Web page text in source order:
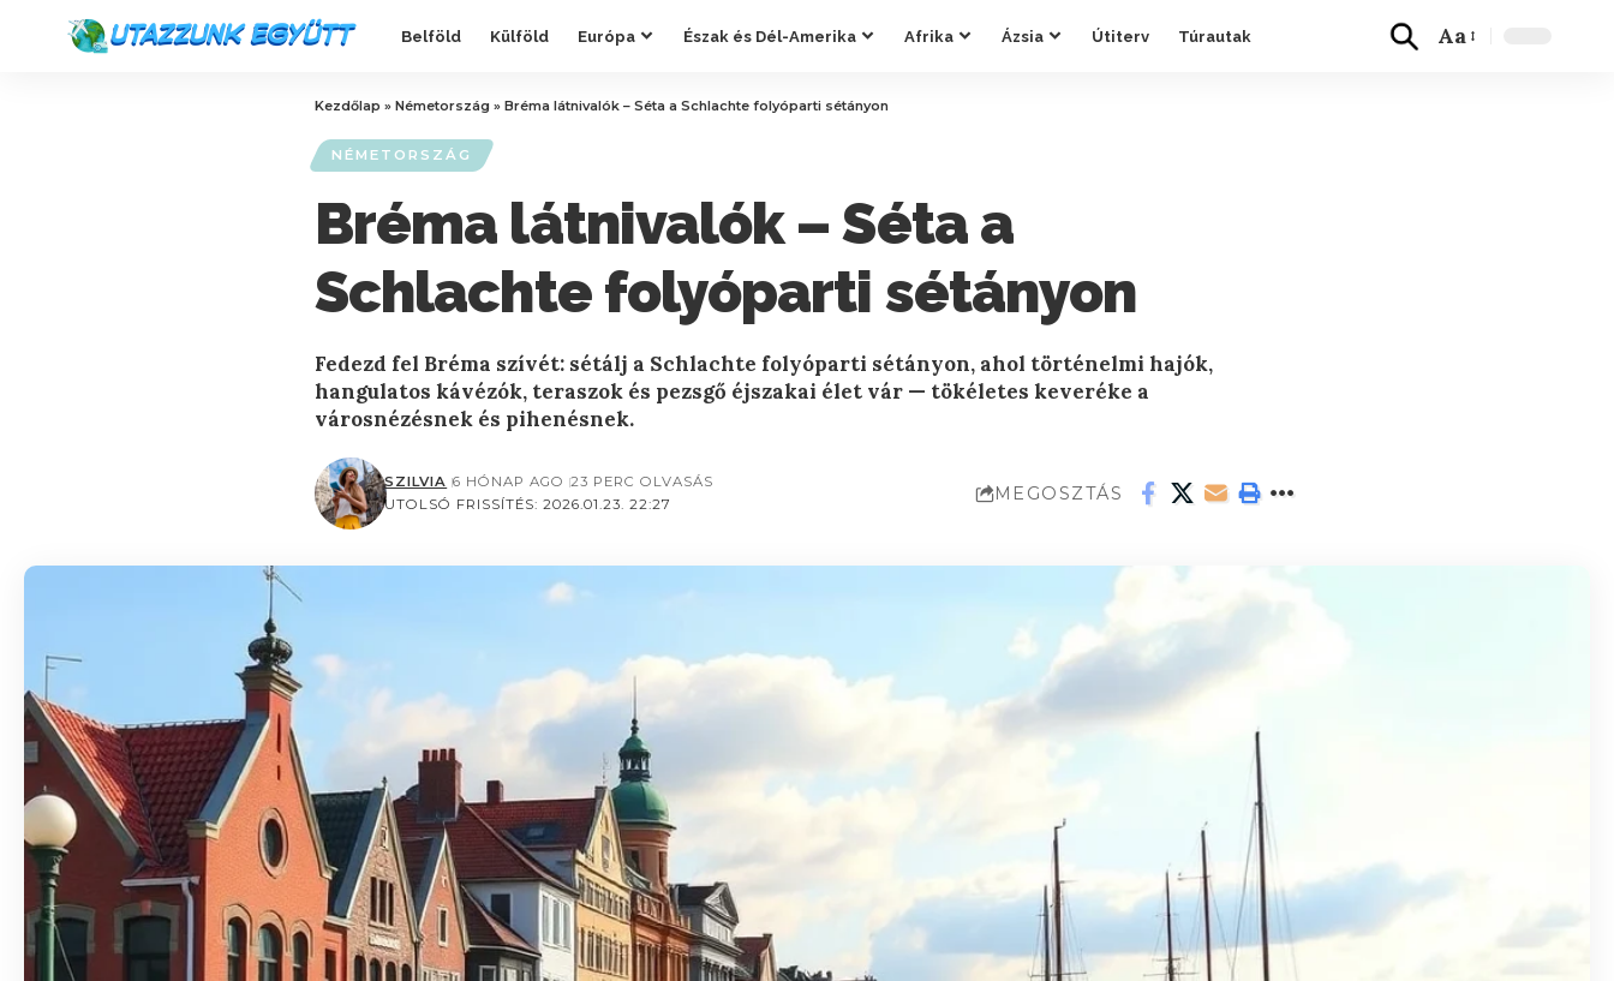
Belföld Külföld Európa Észak és Dél-Amerika Afrika Ázsia Útiterv Túrautak Aa
Kezdőlap » Németország » Bréma látnivalók – Séta a Schlachte folyóparti sétányon
NÉMETORSZÁG
Bréma látnivalók – Séta a
Schlachte folyóparti sétányon
Fedezd fel Bréma szívét: sétálj a Schlachte folyóparti sétányon, ahol történelmi hajók,
hangulatos kávézók, teraszok és pezsgő éjszakai élet vár — tökéletes keveréke a
városnézésnek és pihenésnek.
UTOLSÓ FRISSÍTÉS: 2026.01.23. 22:27
SZILVIA 6 HÓNAP AGO 23 PERC OLVASÁS
MEGOSZTÁS